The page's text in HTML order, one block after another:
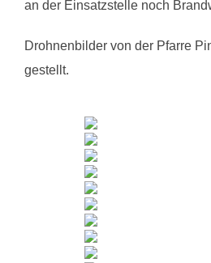
an der Einsatzstelle noch
Drohnenbilder von der Pfarre
gestellt.